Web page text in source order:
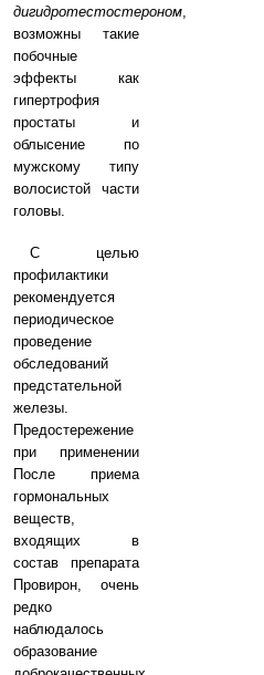
дигидротестостероном,
возможны такие
побочные
эффекты как
гипертрофия
простаты и
облысение по
мужскому типу
волосистой части
головы.
С целью
профилактики
рекомендуется
периодическое
проведение
обследований
предстательной
железы.
Предостережение
при применении
После приема
гормональных
веществ,
входящих в
состав препарата
Провирон, очень
редко
наблюдалось
образование